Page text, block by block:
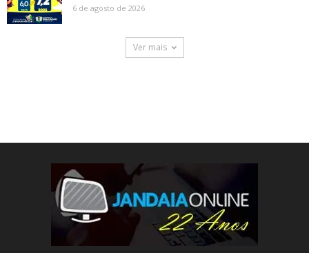
6 de agosto de 2026
Ver mais